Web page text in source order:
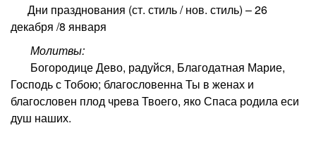
Дни празднования (ст. стиль / нов. стиль) – 26
декабря /8 января
Молитвы:
Богородице Дево, радуйся, Благодатная Марие,
Господь с Тобою; благословенна Ты в женах и
благословен плод чрева Твоего, яко Спаса родила еси
душ наших.